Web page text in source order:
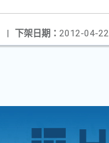
下架日期： 2012-04-22
|